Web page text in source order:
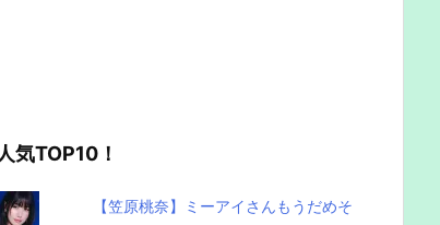
人気TOP10！
【笠原桃奈】ミーアイさんもうだめそ